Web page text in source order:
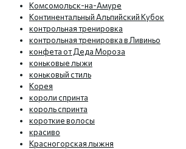
Комсомольск-на-Амуре
Континентальный Альпийский Кубок
контрольная тренировка
контрольная тренировка в Ливиньо
конфета от Деда Мороза
коньковые лыжи
коньковый стиль
Корея
короли спринта
король спринта
короткие волосы
красиво
Красногорская лыжня